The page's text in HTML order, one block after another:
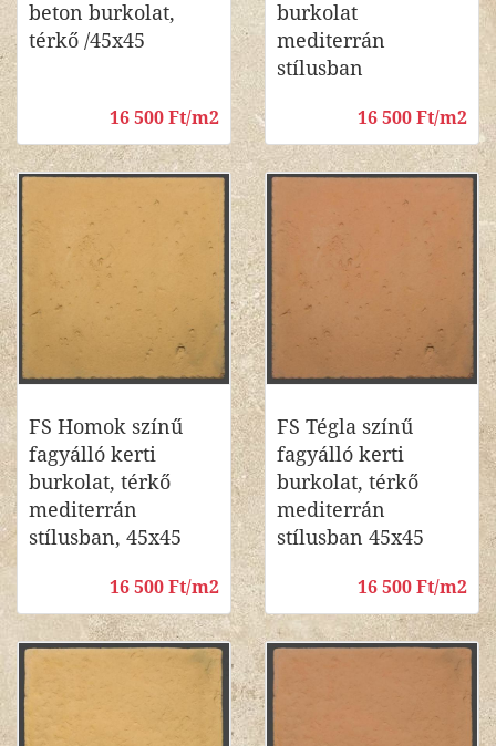
beton burkolat,
térkő /45x45
16 500 Ft/m2
burkolat
mediterrán
stílusban
16 500 Ft/m2
FS Homok színű
fagyálló kerti
burkolat, térkő
mediterrán
stílusban, 45x45
16 500 Ft/m2
FS Tégla színű
fagyálló kerti
burkolat, térkő
mediterrán
stílusban 45x45
16 500 Ft/m2